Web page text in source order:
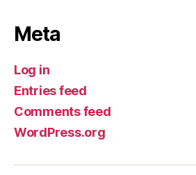
Meta
Log in
Entries feed
Comments feed
WordPress.org